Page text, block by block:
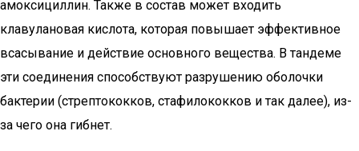
амоксициллин. Также в состав может входить
клавулановая кислота, которая повышает эффективное
всасывание и действие основного вещества. В тандеме
эти соединения способствуют разрушению оболочки
бактерии (стрептококков, стафилококков и так далее), из-
за чего она гибнет.